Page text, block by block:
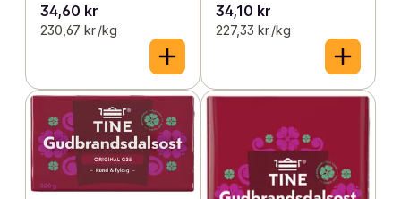
34,60 kr
230,67 kr /kg
34,10 kr
227,33 kr /kg